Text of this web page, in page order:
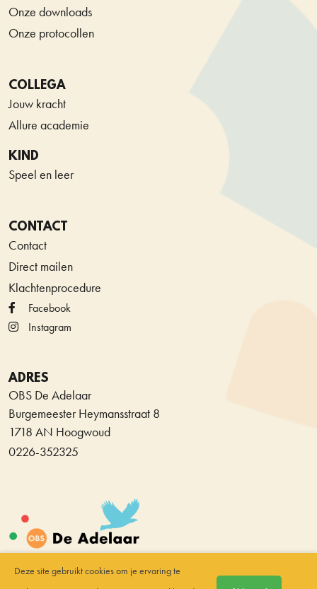
Onze downloads
Onze protocollen
COLLEGA
Jouw kracht
Allure academie
KIND
Speel en leer
CONTACT
Contact
Direct mailen
Klachtenprocedure
Facebook
Instagram
ADRES
OBS De Adelaar
Burgemeester Heymansstraat 8
1718 AN Hoogwoud
0226-352325
© Copyright Stichting
Deze site gebruikt cookies om je ervaring te